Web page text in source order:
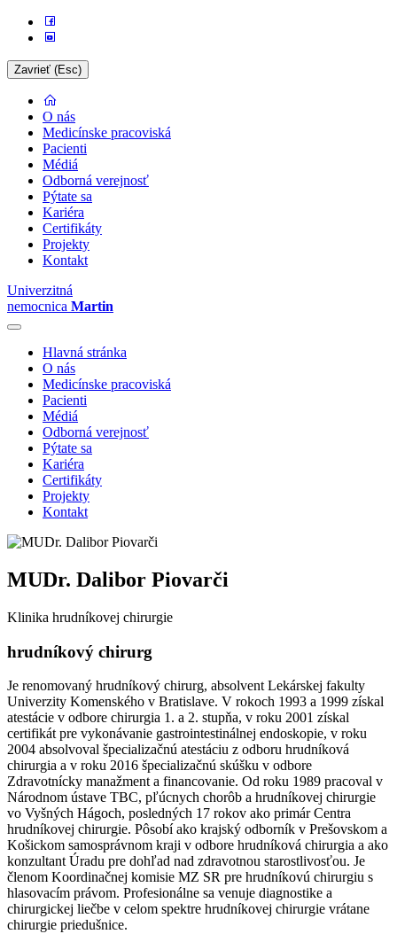
Zavrieť (Esc)
O nás
Medicínske pracoviská
Pacienti
Médiá
Odborná verejnosť
Pýtate sa
Kariéra
Certifikáty
Projekty
Kontakt
Univerzitná
nemocnica Martin
Hlavná stránka
O nás
Medicínske pracoviská
Pacienti
Médiá
Odborná verejnosť
Pýtate sa
Kariéra
Certifikáty
Projekty
Kontakt
MUDr. Dalibor Piovarči
Klinika hrudníkovej chirurgie
hrudníkový chirurg
Je renomovaný hrudníkový chirurg, absolvent Lekárskej fakulty
Univerzity Komenského v Bratislave. V rokoch 1993 a 1999 získal
atestácie v odbore chirurgia 1. a 2. stupňa, v roku 2001 získal
certifikát pre vykonávanie gastrointestinálnej endoskopie, v roku
2004 absolvoval špecializačnú atestáciu z odboru hrudníková
chirurgia a v roku 2016 špecializačnú skúšku v odbore
Zdravotnícky manažment a financovanie. Od roku 1989 pracoval v
Národnom ústave TBC, pľúcnych chorôb a hrudníkovej chirurgie
vo Vyšných Hágoch, posledných 17 rokov ako primár Centra
hrudníkovej chirurgie. Pôsobí ako krajský odborník v Prešovskom a
Košickom samosprávnom kraji v odbore hrudníková chirurgia a ako
konzultant Úradu pre dohľad nad zdravotnou starostlivosťou. Je
členom Koordinačnej komisie MZ SR pre hrudníkovú chirurgiu s
hlasovacím právom. Profesionálne sa venuje diagnostike a
chirurgickej liečbe v celom spektre hrudníkovej chirurgie vrátane
chirurgie priedušnice.